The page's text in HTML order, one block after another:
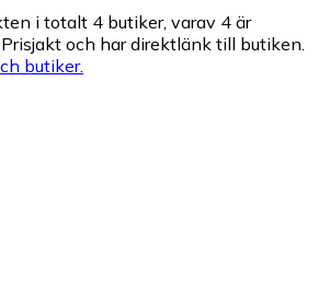
i totalt 4 butiker, varav 4 är
och har direktlänk till butiken.
butiker.